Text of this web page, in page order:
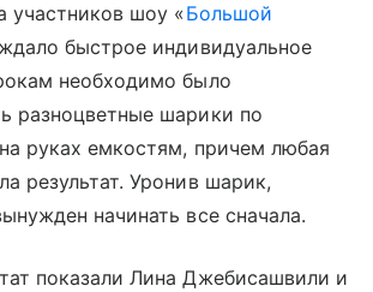
участников шоу «Большой
быстрое индивидуальное
необходимо было
разноцветные шарики по
руках емкостям, причем любая
результат. Уронив шарик,
начинать все сначала.
показали Лина Джебисашвили и